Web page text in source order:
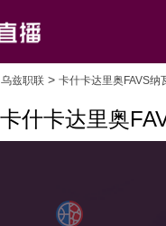
乌兹职联 > 卡什卡达里奥FAVS纳
什卡达里奥